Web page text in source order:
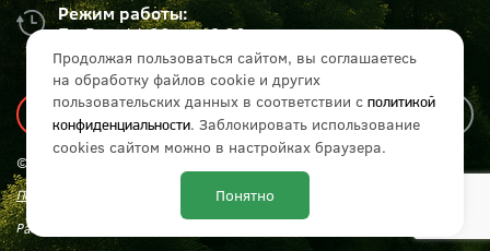
Режим работы:
Пн-Вс с 11:00 до 19:00
© СК «Русский лес», 2017 - 2026 г. Все права защищены.
Политика конфиденциальности
Разработка и продвижение сайта:
Продолжая пользоваться сайтом, вы соглашаетесь
на обработку файлов cookie и других
пользовательских данных в соответствии с политикой
конфиденциальности. Заблокировать использование
cookies сайтом можно в настройках браузера.
Понятно